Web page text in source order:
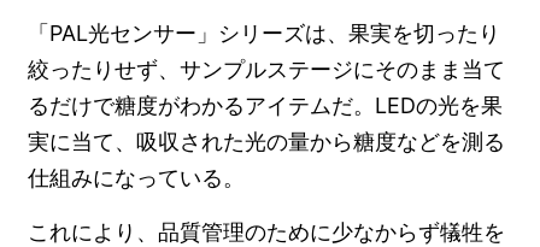
「PAL光センサー」シリーズは、果実を切ったり
絞ったりせず、サンプルステージにそのまま当て
るだけで糖度がわかるアイテムだ。LEDの光を果
実に当て、吸収された光の量から糖度などを測る
仕組みになっている。
これにより、品質管理のために少なからず犠牲を